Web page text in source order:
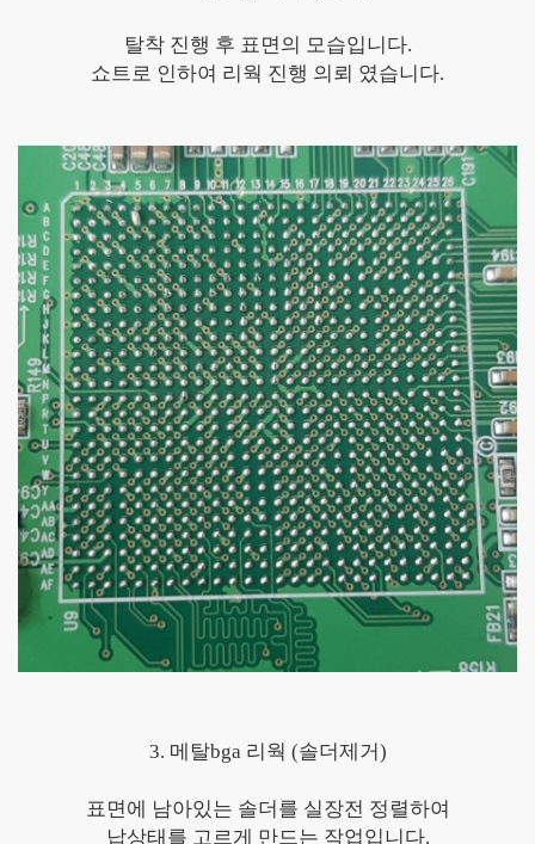
탈착 진행 후 표면의 모습입니다.
쇼트로 인하여 리웍 진행 의뢰 였습니다.
3. 메탈bga 리웍 (솔더제거)
표면에 남아있는 솔더를 실장전 정렬하여
납상태를 고르게 만드는 작업입니다.